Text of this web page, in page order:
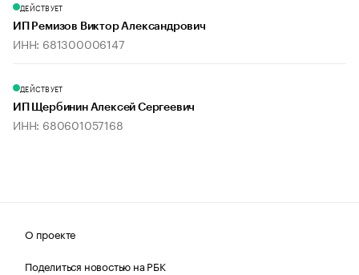
ДЕЙСТВУЕТ
ИП Ремизов Виктор Александрович
ИНН: 681300006147
ДЕЙСТВУЕТ
ИП Щербинин Алексей Сергеевич
ИНН: 680601057168
О проекте
Поделиться новостью на РБК